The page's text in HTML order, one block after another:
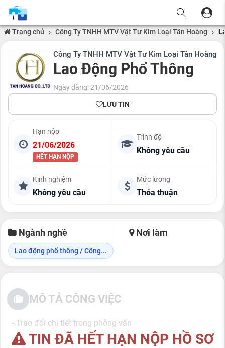
Trang chủ › Công Ty TNHH MTV Vật Tư Kim Loại Tân Hoàng ›
Công Ty TNHH MTV Vật Tư Kim Loại Tân Hoàng
Lao Động Phổ Thông
Ngày đăng: 21/06/2026
LƯU TIN
Hạn nộp
21/06/2026
HẾT HẠN NỘP
Trình độ
Không yêu cầu
Kinh nghiệm
Không yêu cầu
Mức lương
Thỏa thuận
Ngành nghề
Lao động phổ thông / Công...
Nơi làm
TIN ĐÃ HẾT HẠN NỘP HỒ SƠ
MÔ TẢ CÔNG VIỆC
- Trao đổi chi tiết trong phỏng vấn